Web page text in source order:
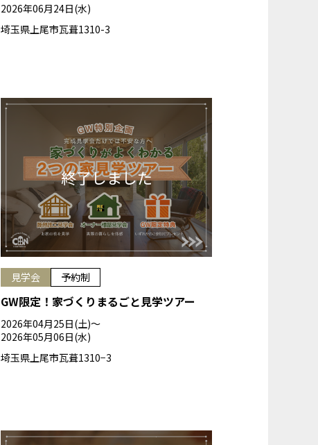
2026年06月24日(水)
埼玉県上尾市瓦葺1310-3
見学会 予約制
GW限定！家づくりまるごと見学ツアー
2026年04月25日(土)〜
2026年05月06日(水)
埼玉県上尾市瓦葺1310−3